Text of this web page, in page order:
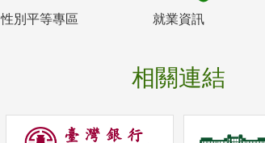
性別平等專區 就業資訊
相關連結